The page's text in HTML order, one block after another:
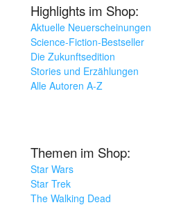
Highlights im Shop:
Aktuelle Neuerscheinungen
Science-Fiction-Bestseller
Die Zukunftsedition
Stories und Erzählungen
Alle Autoren A-Z
Themen im Shop:
Star Wars
Star Trek
The Walking Dead